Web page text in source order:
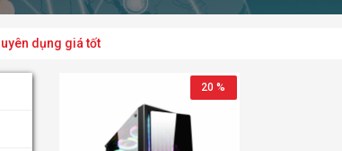
dụng giá tốt
20 %